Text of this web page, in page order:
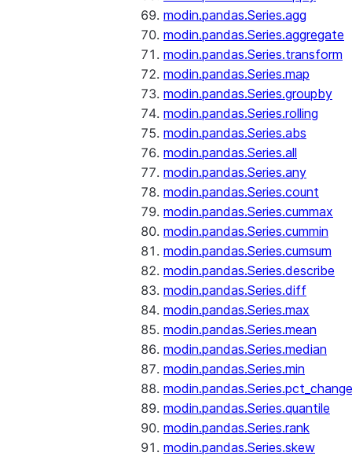
modin.pandas.Series.agg
modin.pandas.Series.aggregate
modin.pandas.Series.transform
modin.pandas.Series.map
modin.pandas.Series.groupby
modin.pandas.Series.rolling
modin.pandas.Series.abs
modin.pandas.Series.all
modin.pandas.Series.any
modin.pandas.Series.count
modin.pandas.Series.cummax
modin.pandas.Series.cummin
modin.pandas.Series.cumsum
modin.pandas.Series.describe
modin.pandas.Series.diff
modin.pandas.Series.max
modin.pandas.Series.mean
modin.pandas.Series.median
modin.pandas.Series.min
modin.pandas.Series.pct_change
modin.pandas.Series.quantile
modin.pandas.Series.rank
modin.pandas.Series.skew